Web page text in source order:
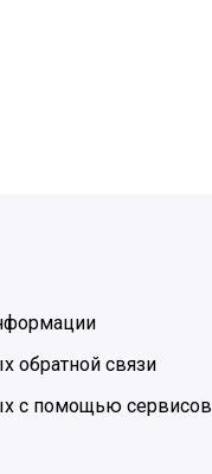
обратной связи
с помощью сервисов